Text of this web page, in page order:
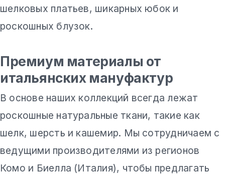
шелковых платьев, шикарных юбок и
роскошных блузок.
Премиум материалы от
итальянских мануфактур
В основе наших коллекций всегда лежат
роскошные натуральные ткани, такие как
шелк, шерсть и кашемир. Мы сотрудничаем с
ведущими производителями из регионов
Комо и Биелла (Италия), чтобы предлагать